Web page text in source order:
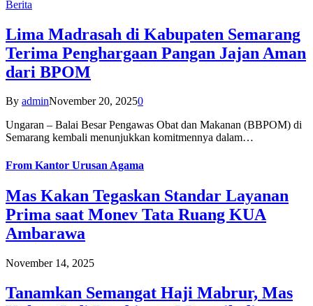
Berita
Lima Madrasah di Kabupaten Semarang
Terima Penghargaan Pangan Jajan Aman
dari BPOM
By adminNovember 20, 20250
Ungaran – Balai Besar Pengawas Obat dan Makanan (BBPOM) di
Semarang kembali menunjukkan komitmennya dalam…
From Kantor Urusan Agama
Mas Kakan Tegaskan Standar Layanan
Prima saat Monev Tata Ruang KUA
Ambarawa
November 14, 2025
Tanamkan Semangat Haji Mabrur, Mas